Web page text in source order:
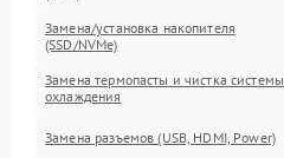
Замена/установка накопителя
(SSD/NVMe)
Замена термопасты и чистка системы
охлаждения
Замена разъемов (USB, HDMI, Power)